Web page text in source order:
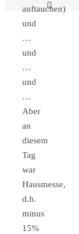
auftauchen)
und
…
und
…
und
…
Aber
an
diesem
Tag
war
Hausmesse,
d.h.
minus
15%